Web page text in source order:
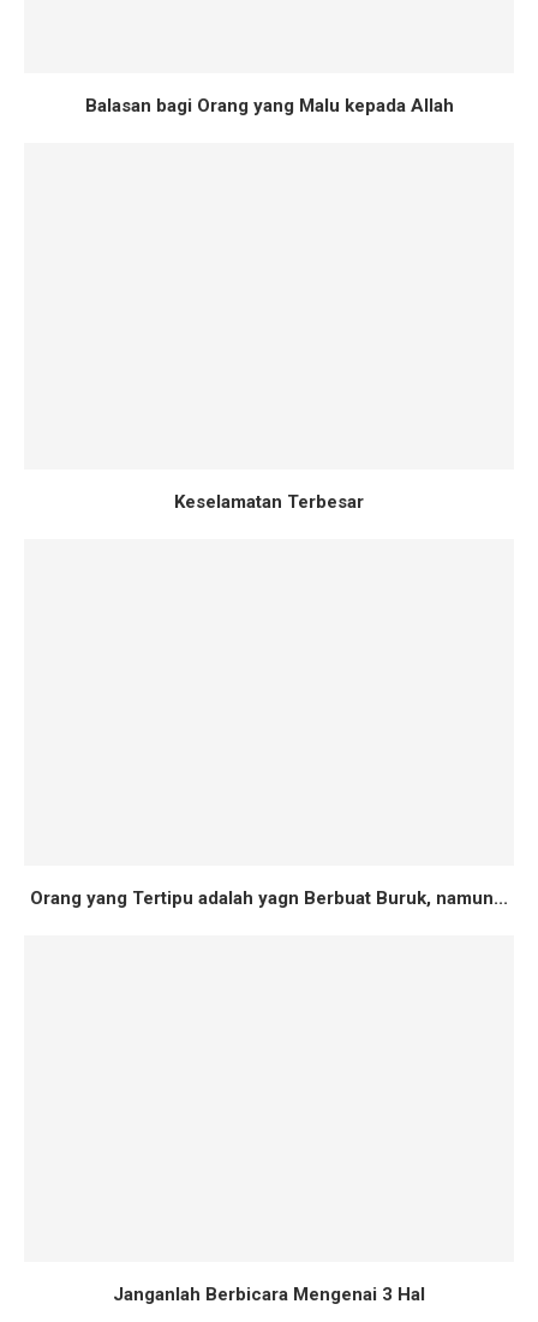
Balasan bagi Orang yang Malu kepada Allah
Keselamatan Terbesar
Orang yang Tertipu adalah yagn Berbuat Buruk, namun...
Janganlah Berbicara Mengenai 3 Hal